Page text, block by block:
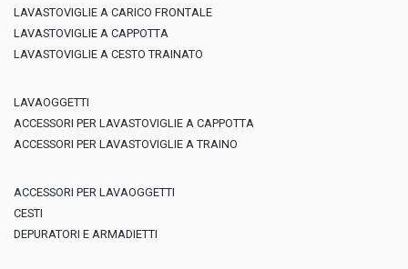
LAVASTOVIGLIE A CARICO FRONTALE
LAVASTOVIGLIE A CAPPOTTA
LAVASTOVIGLIE A CESTO TRAINATO
LAVAOGGETTI
ACCESSORI PER LAVASTOVIGLIE A CAPPOTTA
ACCESSORI PER LAVASTOVIGLIE A TRAINO
ACCESSORI PER LAVAOGGETTI
CESTI
DEPURATORI E ARMADIETTI